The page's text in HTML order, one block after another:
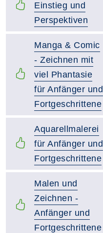
Einstieg und
Perspektiven
Manga & Comic
- Zeichnen mit
viel Phantasie
für Anfänger und
Fortgeschrittene
Aquarellmalerei
für Anfänger und
Fortgeschrittene
Malen und
Zeichnen -
Anfänger und
Fortgeschrittene